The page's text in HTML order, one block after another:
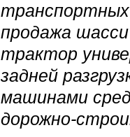
транспортных
продажа
трактор
задней
машинами
дорожно-